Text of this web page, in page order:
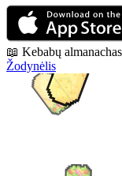
📖 Kebabų
Žodynėlis